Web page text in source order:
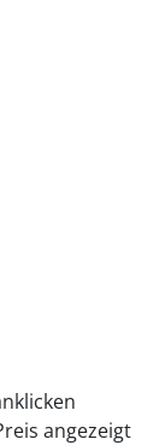
angezeigt